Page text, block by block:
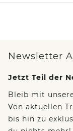
Newsletter
Jetzt Teil der
Bleib mit
Von aktuellen
bis hin zu